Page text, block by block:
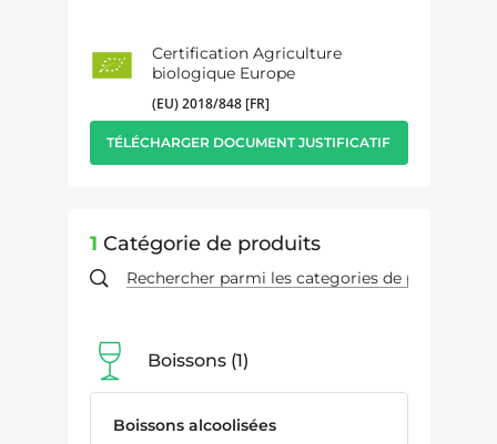
Certification Agriculture
biologique Europe
(EU) 2018/848 [FR]
TÉLÉCHARGER DOCUMENT JUSTIFICATIF
1 Catégorie de produits
Boissons 1
Boissons alcoolisées